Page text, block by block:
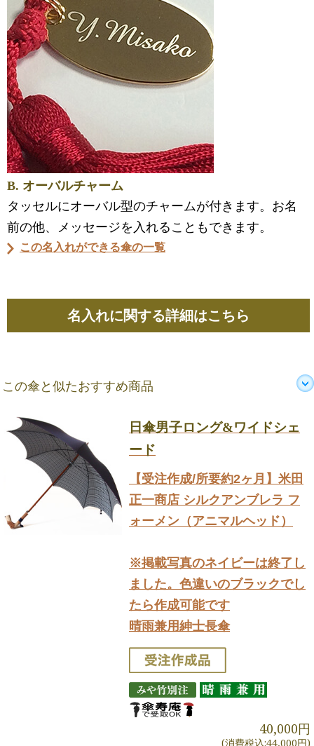
B. オーバルチャーム
タッセルにオーバル型のチャームが付きます。お名
前の他、メッセージを入れることもできます。
この名入れができる傘の一覧
名入れに関する詳細はこちら
この傘と似たおすすめ商品
日傘男子ロング&ワイドシェ
ード
【受注作成/所要約2ヶ月】米田
正一商店 シルクアンブレラ フ
ォーメン（アニマルヘッド）
※掲載写真のネイビーは終了し
ました。色違いのブラックでし
たら作成可能です
晴雨兼用紳士長傘
40,000円
(消費税込:44,000円)